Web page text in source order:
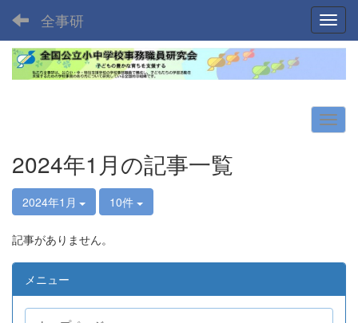
全事研
2024年1月の記事一覧
2024年1月 10件
記事がありません。
メニュー